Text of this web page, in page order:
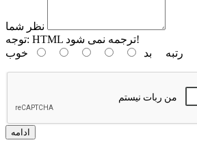
نظر شما
توجه:
HTML ترجمه نمی شود!
رتبه بد خوب
ادامه